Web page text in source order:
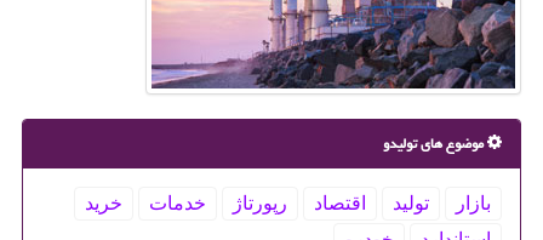
موضوع های تولیدو
بازار تولید اقتصاد رپورتاژ خدمات
خرید